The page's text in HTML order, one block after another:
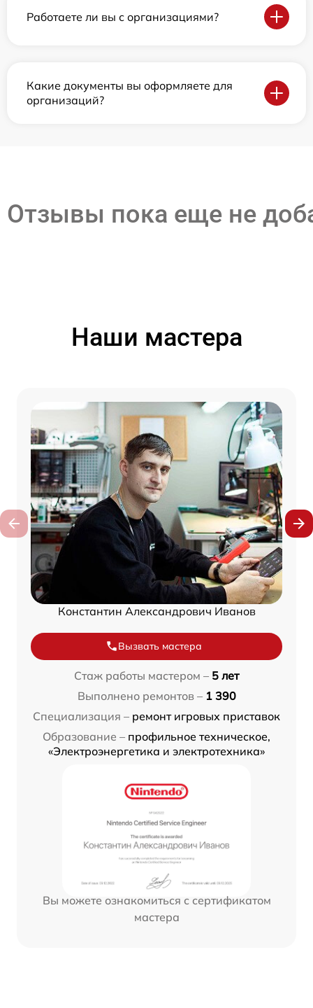
Работаете ли вы с организациями?
Какие документы вы оформляете для
организаций?
Отзывы пока еще не
Наши мастера
Константин Александрович Иванов
Вызвать мастера
Стаж работы мастером – 5 лет
Выполнено ремонтов – 1 390
Специализация – ремонт игровых приставок
Образование – профильное техническое,
«Электроэнергетика и электротехника»
Вы можете ознакомиться с сертификатом
мастера